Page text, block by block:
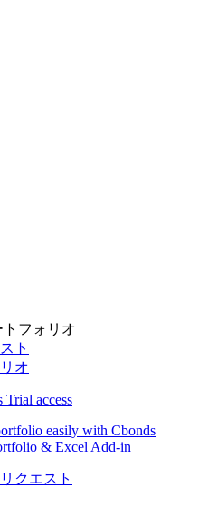
フォリオ
ト
オ
Trial access
easily with Cbonds
& Excel Add-in
クエスト